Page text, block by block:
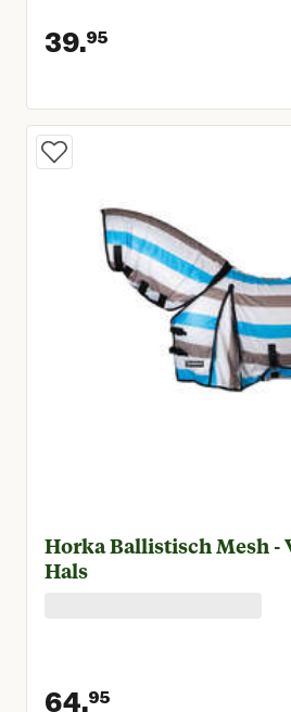
39.95
Huidige prijs
Horka Ballistisch Mesh -
Hals
64.95